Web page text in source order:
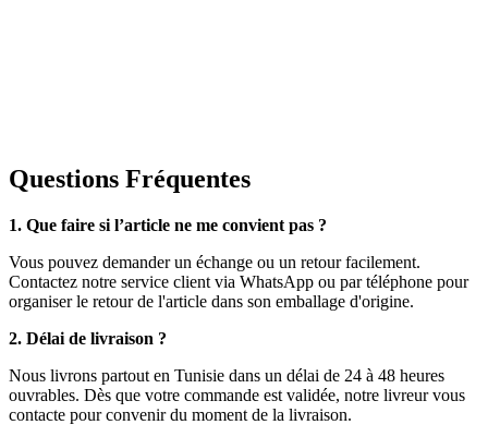
Questions Fréquentes
1. Que faire si l’article ne me convient pas ?
Vous pouvez demander un échange ou un retour facilement.
Contactez notre service client via WhatsApp ou par téléphone pour
organiser le retour de l'article dans son emballage d'origine.
2. Délai de livraison ?
Nous livrons partout en Tunisie dans un délai de 24 à 48 heures
ouvrables. Dès que votre commande est validée, notre livreur vous
contacte pour convenir du moment de la livraison.